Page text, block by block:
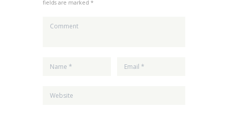
fields are marked *